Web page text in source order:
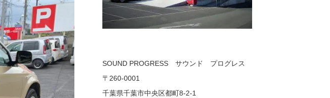
SOUND PROGRESS サウンド プログレス
〒260-0001
千葉県千葉市中央区都町8-2-1